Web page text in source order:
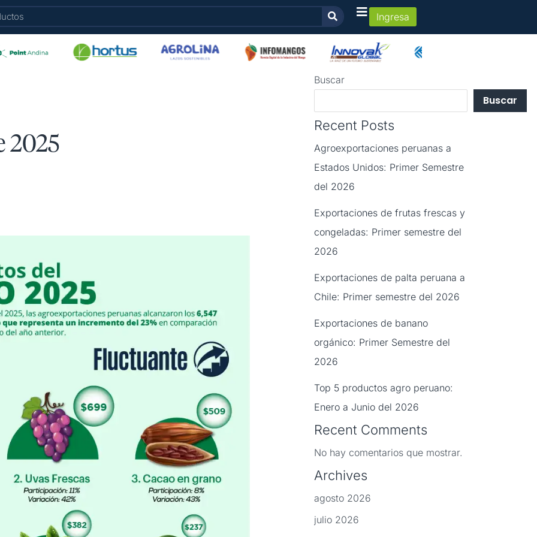
Ingresa
2025
Buscar
Buscar
Recent Posts
Agroexportaciones peruanas a
Estados Unidos: Primer Semestre
del 2026
Exportaciones de frutas frescas y
congeladas: Primer semestre del
2026
Exportaciones de palta peruana a
Chile: Primer semestre del 2026
Exportaciones de banano
orgánico: Primer Semestre del
2026
Top 5 productos agro peruano:
Enero a Junio del 2026
Recent Comments
No hay comentarios que mostrar.
Archives
agosto 2026
julio 2026